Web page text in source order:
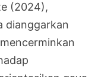
(2024),
dianggarkan